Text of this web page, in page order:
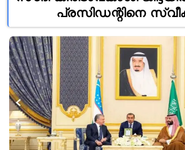
പ്രസിഡന്റിനെ